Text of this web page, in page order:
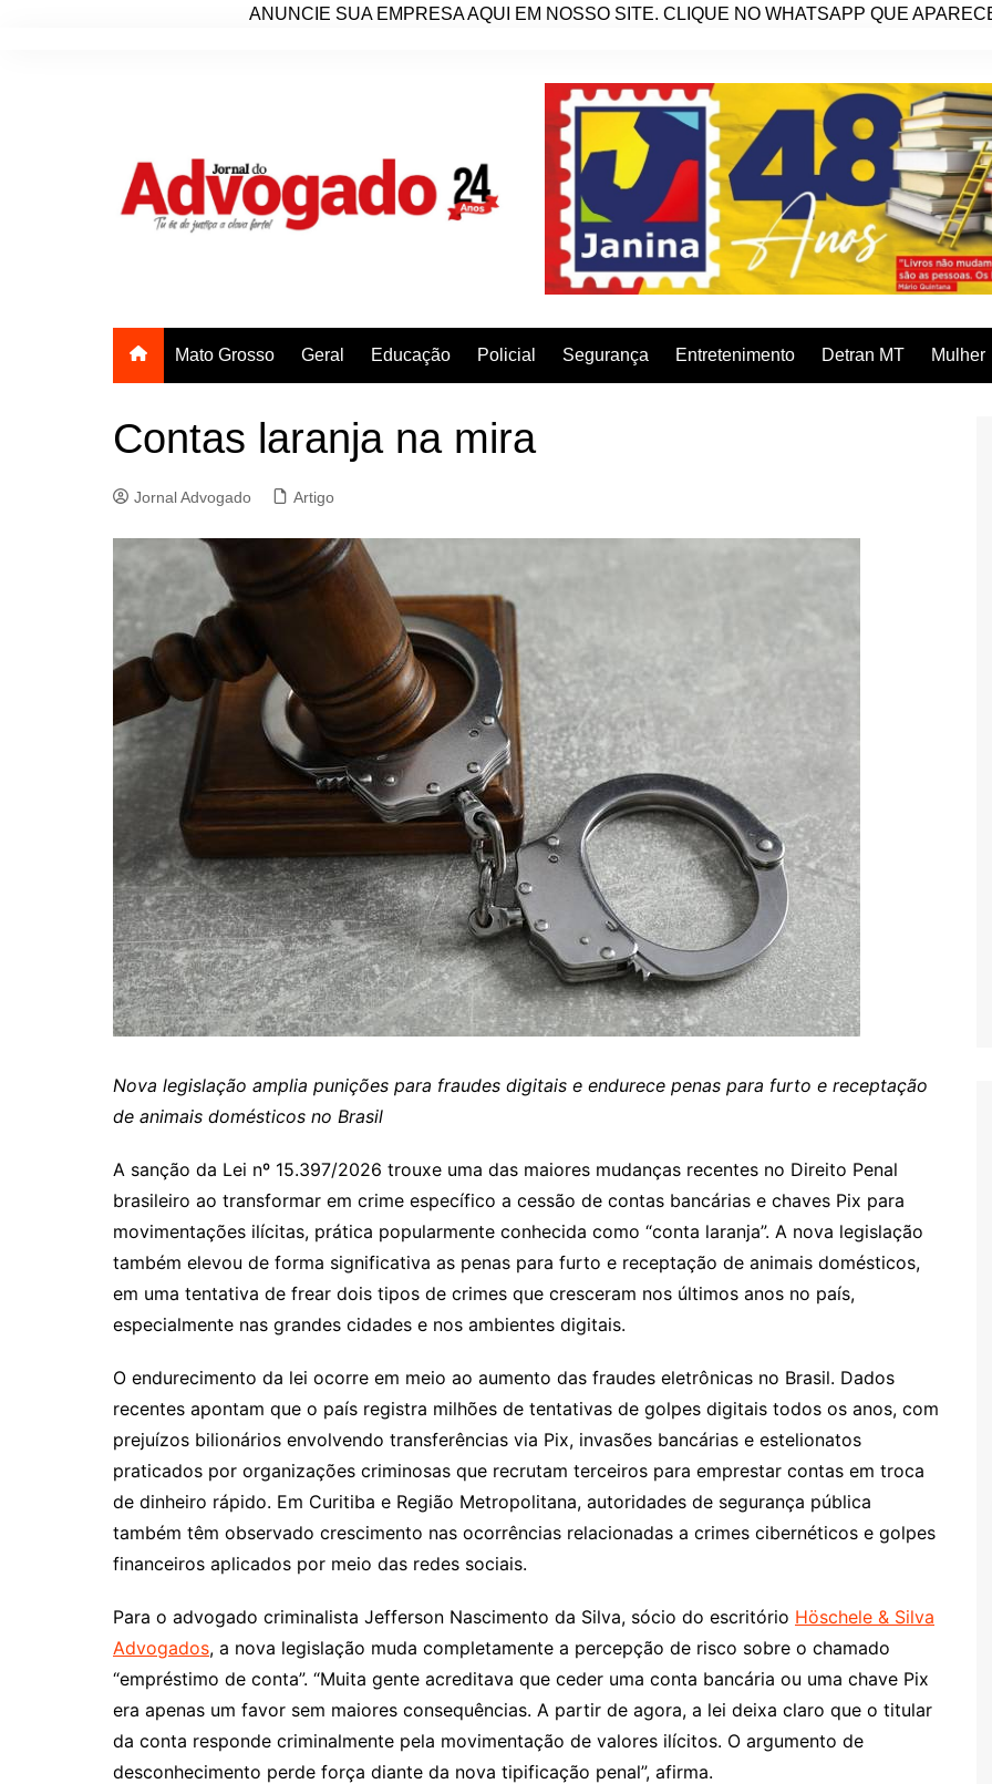
ANUNCIE SUA EMPRESA AQUI EM NOSSO SITE. CLIQUE NO WHATSAPP QUE
Mato Grosso Geral Educação Policial Segurança Entretenimento Detran MT Mulher
Contas laranja na mira
Jornal Advogado Artigo
Nova legislação amplia punições para fraudes digitais e endurece penas para furto e receptação
de animais domésticos no Brasil
A sanção da Lei nº 15.397/2026 trouxe uma das maiores mudanças recentes no Direito Penal
brasileiro ao transformar em crime específico a cessão de contas bancárias e chaves Pix para
movimentações ilícitas, prática popularmente conhecida como “conta laranja”. A nova legislação
também elevou de forma significativa as penas para furto e receptação de animais domésticos,
em uma tentativa de frear dois tipos de crimes que cresceram nos últimos anos no país,
especialmente nas grandes cidades e nos ambientes digitais.
O endurecimento da lei ocorre em meio ao aumento das fraudes eletrônicas no Brasil. Dados
recentes apontam que o país registra milhões de tentativas de golpes digitais todos os anos, com
prejuízos bilionários envolvendo transferências via Pix, invasões bancárias e estelionatos
praticados por organizações criminosas que recrutam terceiros para emprestar contas em troca
de dinheiro rápido. Em Curitiba e Região Metropolitana, autoridades de segurança pública
também têm observado crescimento nas ocorrências relacionadas a crimes cibernéticos e golpes
financeiros aplicados por meio das redes sociais.
Para o advogado criminalista Jefferson Nascimento da Silva, sócio do escritório Höschele & Silva
Advogados, a nova legislação muda completamente a percepção de risco sobre o chamado
“empréstimo de conta”. “Muita gente acreditava que ceder uma conta bancária ou uma chave Pix
era apenas um favor sem maiores consequências. A partir de agora, a lei deixa claro que o titular
da conta responde criminalmente pela movimentação de valores ilícitos. O argumento de
desconhecimento perde força diante da nova tipificação penal”, afirma.